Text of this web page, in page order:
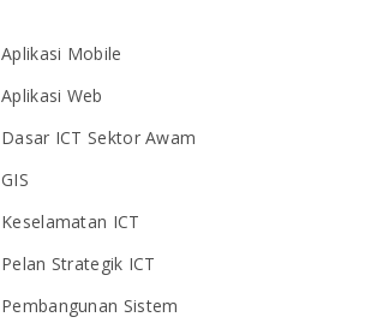
Aplikasi Mobile
Aplikasi Web
Dasar ICT Sektor Awam
GIS
Keselamatan ICT
Pelan Strategik ICT
Pembangunan Sistem